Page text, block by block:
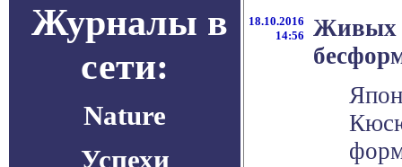
Журналы в
сети:
Nature
Успехи
18.10.2016
14:56
Живых